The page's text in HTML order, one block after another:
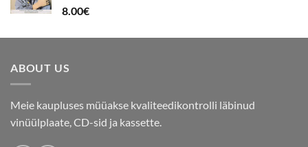
8.00€
ABOUT US
Meie kaupluses müüakse kvaliteedikontrolli läbinud
vinüülplaate, CD-sid ja kassette.